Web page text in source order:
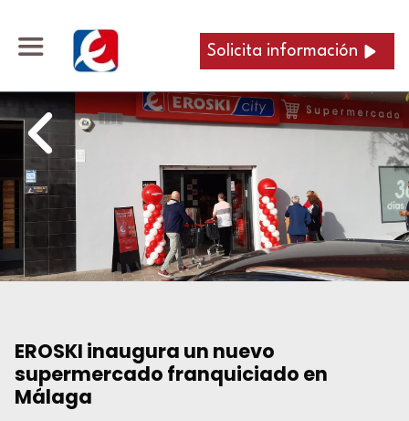
Solicita información
EROSKI inaugura un nuevo
supermercado franquiciado en
Málaga